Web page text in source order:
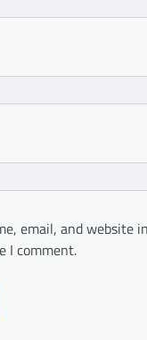
email, and website
I comment.